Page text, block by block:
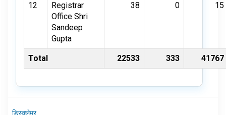
12
Registrar
Office Shri
Sandeep
Gupta
38 0 15
Total 22533 333 41767
डिस्क्लेमर